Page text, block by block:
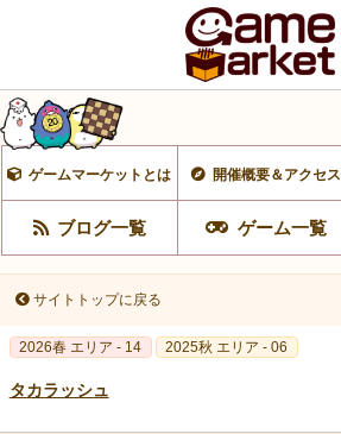
ゲームマーケットとは 開催概要＆アクセス
ブログ一覧 ゲーム一覧
サイトトップに戻る
2026春 エリア - 14 2025秋 エリア - 06
タカラッシュ